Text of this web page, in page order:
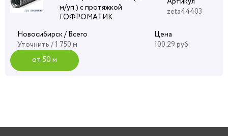
м/уп.) с протяжкой
ГОФРОМАТИК
zeta44403
Новосибирск / Всего
Уточнить / 1 750 м
Цена
100.29 руб.
от 50 м